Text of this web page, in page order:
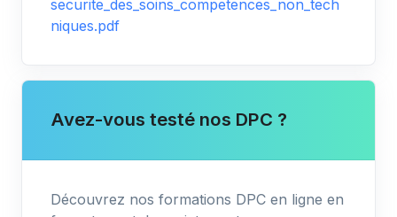
securite_des_soins_competences_non_tech
niques.pdf
Avez-vous testé nos DPC ?
Découvrez nos formations DPC en ligne en